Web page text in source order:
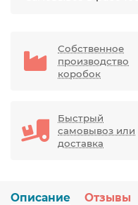
Собственное
производство
коробок
Быстрый
самовывоз или
доставка
Описание Отзывы